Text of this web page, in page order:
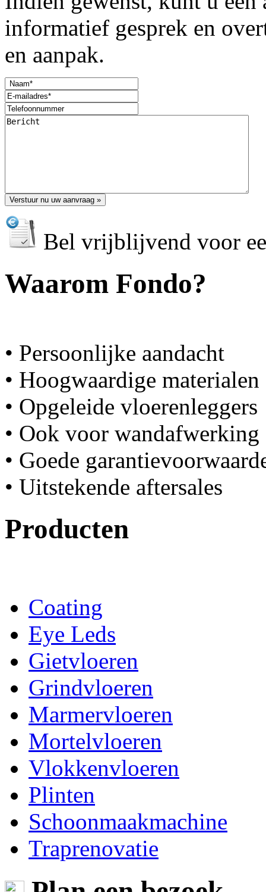
informatief gesprek en
en aanpak.
Bel vrijblijvend voor
Waarom Fondo?
• Persoonlijke aandacht
• Hoogwaardige materialen
• Opgeleide vloerenleggers
• Ook voor wandafwerking
• Goede
• Uitstekende aftersales
Producten
Coating
Eye Leds
Gietvloeren
Grindvloeren
Marmervloeren
Mortelvloeren
Vlokkenvloeren
Plinten
Schoonmaakmachine
Traprenovatie